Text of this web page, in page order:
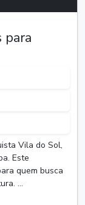
Vila do Sol,
Este
quem busca
...